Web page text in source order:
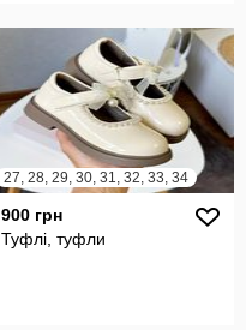
27, 28, 29, 30, 31, 32, 33, 34
900 грн
Туфлі, туфли